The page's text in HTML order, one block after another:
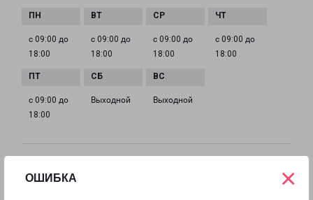
ОШИБКА ×
с 09:00 до
18:00
с 09:00 до
18:00
с 09:00 до
18:00
с 09:00 до
18:00
с 09:00 до
18:00
Выходной Выходной
Россия, Ставропольский край, Кисловодск, улица